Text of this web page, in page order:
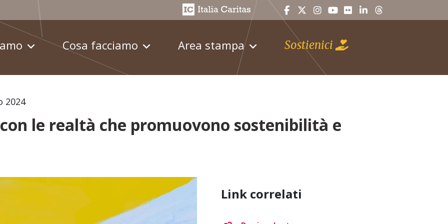
Cosa facciamo Area stampa Sostienici
2024
le realtà che promuovono sostenibilità e
Link correlati